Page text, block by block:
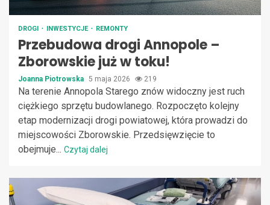
DROGI INWESTYCJE REMONTY
Przebudowa drogi Annopole –
Zborowskie już w toku!
Joanna Piotrowska 5 maja 2026 219
Na terenie Annopola Starego znów widoczny jest ruch
ciężkiego sprzętu budowlanego. Rozpoczęto kolejny
etap modernizacji drogi powiatowej, która prowadzi do
miejscowości Zborowskie. Przedsięwzięcie to
obejmuje... Czytaj dalej